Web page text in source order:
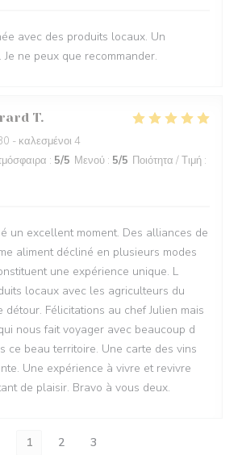
avec des produits locaux. Un
ne peux que recommander.
T
- καλεσμένοι 4
: 5/5 Μενού : 5/5 Ποιότητα / Τιμή :
un excellent moment. Des alliances de
aliment décliné en plusieurs modes
une expérience unique. L
locaux avec les agriculteurs du
Félicitations au chef Julien mais
nous fait voyager avec beaucoup d
ce beau territoire. Une carte des vins
Une expérience à vivre et revivre
de plaisir. Bravo à vous deux.
1 2 3